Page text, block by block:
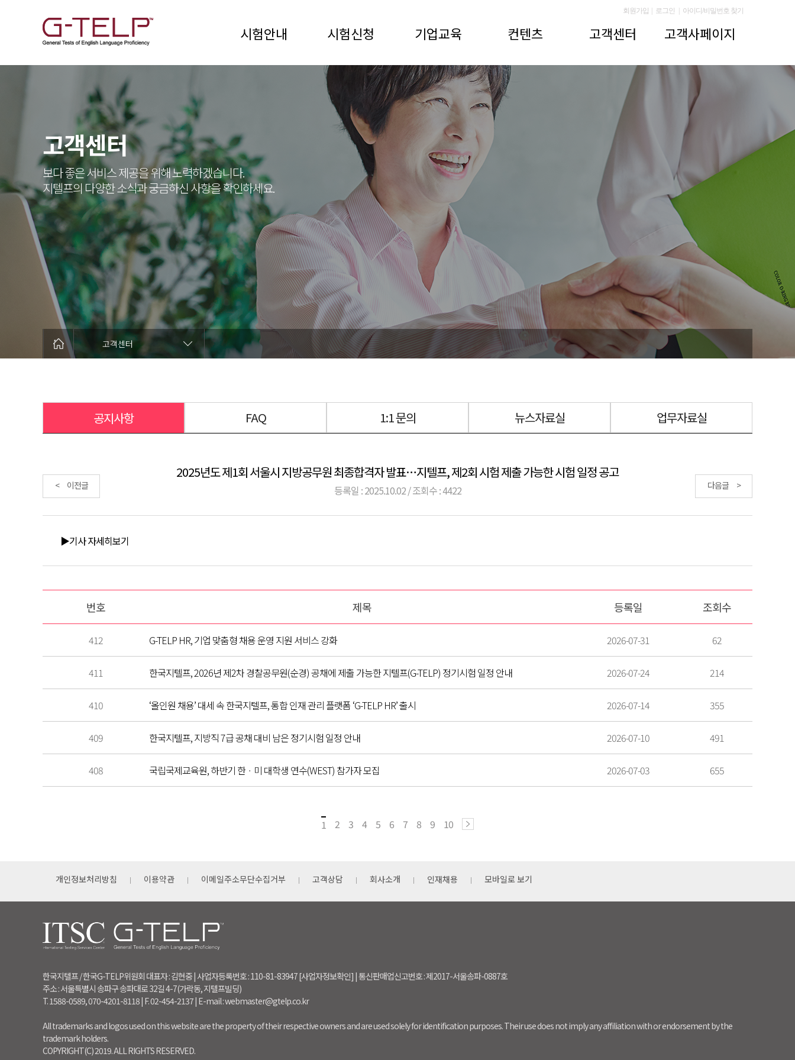
회원가입 로그인 아이디/비밀번호 찾기
시험안내 시험신청 기업교육 컨텐츠 고객센터 고객사페이지
고객센터
보다 좋은 서비스 제공을 위해 노력하겠습니다.
지텔프의 다양한 소식과 궁금하신 사항을 확인하세요.
고객센터
공지사항 FAQ 1:1 문의 뉴스자료실 업무자료실
2025년도 제1회 서울시 지방공무원 최종합격자 발표…지텔프, 제2회 시험 제출 가능한 시험 일정 공고
등록일 : 2025.10.02 / 조회수 : 4422
< 이전글 다음글 >
▶기사 자세히보기
번호 제목 등록일 조회수
412 G-TELP HR, 기업 맞춤형 채용 운영 지원 서비스 강화 2026-07-31 62
411 한국지텔프, 2026년 제2차 경찰공무원(순경) 공채에 제출 가능한 지텔프(G-TELP) 정기시험 일정 안내 2026-07-24 214
410 ‘올인원 채용’ 대세 속 한국지텔프, 통합 인재 관리 플랫폼 ‘G-TELP HR’ 출시 2026-07-14 355
409 한국지텔프, 지방직 7급 공채 대비 남은 정기시험 일정 안내 2026-07-10 491
408 국립국제교육원, 하반기 한ㆍ미 대학생 연수(WEST) 참가자 모집 2026-07-03 655
1 2 3 4 5 6 7 8 9 10
개인정보처리방침 이용약관 이메일주소무단수집거부 고객상담 회사소개 인재채용 모바일로 보기
한국지텔프 / 한국G-TELP위원회 대표자 : 김현중 | 사업자등록번호 : 110-81-83947 [사업자정보확인] | 통신판매업신고번호 : 제2017-서울송파-0887호
주소 : 서울특별시 송파구 송파대로 32길 4-7(가락동, 지텔프빌딩)
T. 1588-0589, 070-4201-8118 | F. 02-454-2137 | E-mail : webmaster@gtelp.co.kr
All trademarks and logos used on this website are the property of their respective owners and are used solely for identification purposes. Their use does not imply any affiliation with or endorsement by the
trademark holders.
COPYRIGHT(C) 2019. ALL RIGHTS RESERVED.